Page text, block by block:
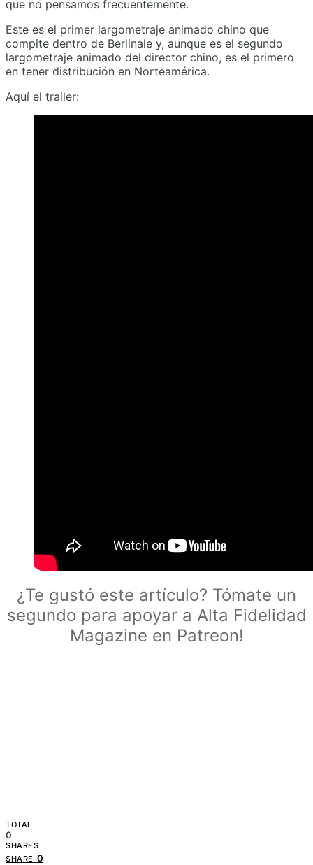
que no pensamos frecuentemente.
Este es el primer largometraje animado chino que
compite dentro de Berlinale y, aunque es el segundo
largometraje animado del director chino, es el primero
en tener distribución en Norteamérica.
Aquí el trailer:
¿Te gustó este artículo? Tómate un
segundo para apoyar a Alta Fidelidad
Magazine en Patreon!
TOTAL
0
SHARES
SHARE 0